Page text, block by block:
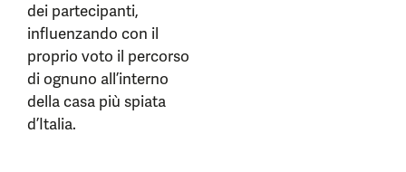
dei partecipanti,
influenzando con il
proprio voto il percorso
di ognuno all’interno
della casa più spiata
d’Italia.